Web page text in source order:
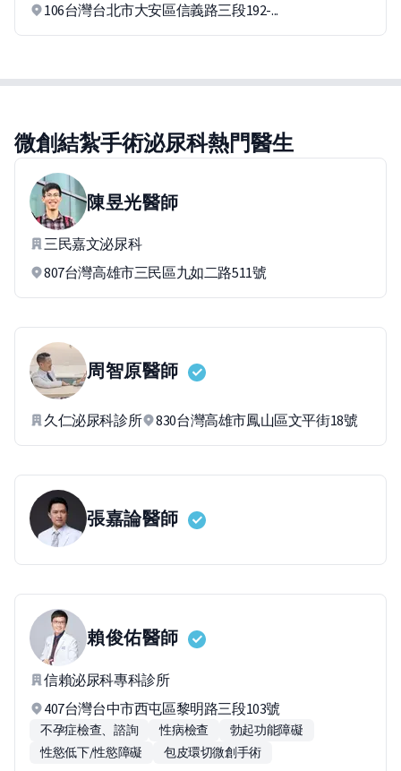
106台灣台北市大安區信義路三段192-...
微創結紮手術泌尿科熱門醫生
陳昱光醫師
三民嘉文泌尿科
807台灣高雄市三民區九如二路511號
周智原醫師
久仁泌尿科診所 830台灣高雄市鳳山區文平街18號
張嘉論醫師
賴俊佑醫師
信賴泌尿科專科診所
407台灣台中市西屯區黎明路三段103號
不孕症檢查、諮詢 性病檢查
勃起功能障礙
性慾低下/性慾障礙
包皮環切微創手術